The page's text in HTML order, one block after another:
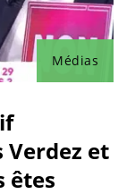
Médias
Verdez et
êtes